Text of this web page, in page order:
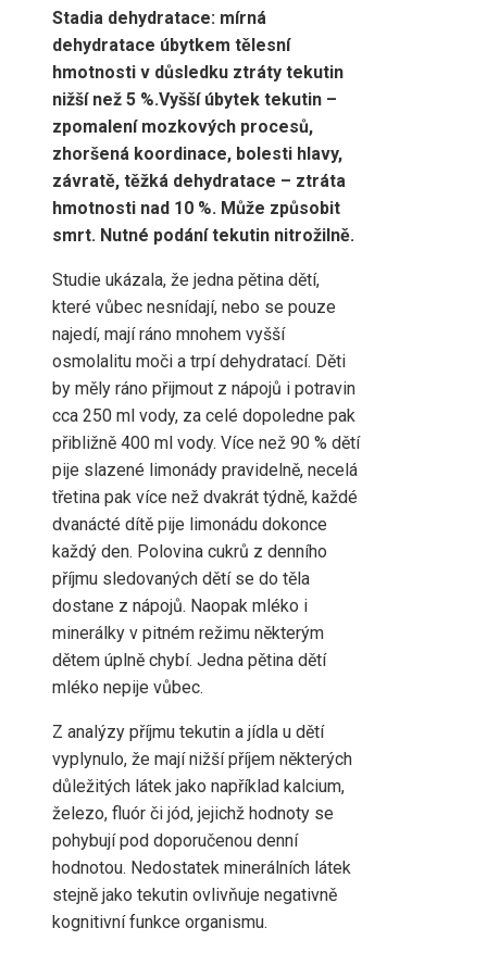
Stadia dehydratace: mírná
dehydratace úbytkem tělesní
hmotnosti v důsledku ztráty tekutin
nižší než 5 %.Vyšší úbytek tekutin –
zpomalení mozkových procesů,
zhoršená koordinace, bolesti hlavy,
závratě, těžká dehydratace – ztráta
hmotnosti nad 10 %. Může způsobit
smrt. Nutné podání tekutin nitrožilně.
Studie ukázala, že jedna pětina dětí,
které vůbec nesnídají, nebo se pouze
najedí, mají ráno mnohem vyšší
osmolalitu moči a trpí dehydratací. Děti
by měly ráno přijmout z nápojů i potravin
cca 250 ml vody, za celé dopoledne pak
přibližně 400 ml vody. Více než 90 % dětí
pije slazené limonády pravidelně, necelá
třetina pak více než dvakrát týdně, každé
dvanácté dítě pije limonádu dokonce
každý den. Polovina cukrů z denního
příjmu sledovaných dětí se do těla
dostane z nápojů. Naopak mléko i
minerálky v pitném režimu některým
dětem úplně chybí. Jedna pětina dětí
mléko nepije vůbec.
Z analýzy příjmu tekutin a jídla u dětí
vyplynulo, že mají nižší příjem některých
důležitých látek jako například kalcium,
železo, fluór či jód, jejichž hodnoty se
pohybují pod doporučenou denní
hodnotou. Nedostatek minerálních látek
stejně jako tekutin ovlivňuje negativně
kognitivní funkce organismu.